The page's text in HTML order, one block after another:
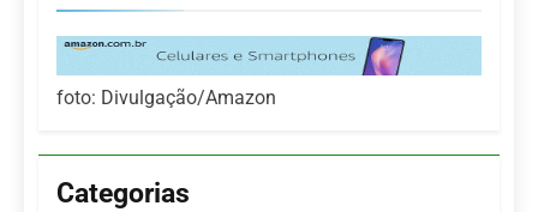
foto: Divulgação/Amazon
Categorias